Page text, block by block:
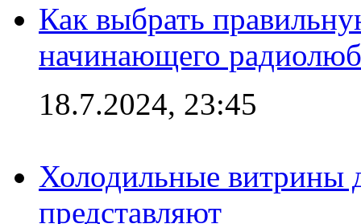
Как выбрать
начинающего
18.7.2024, 23:45
Холодильные витрины
представляют